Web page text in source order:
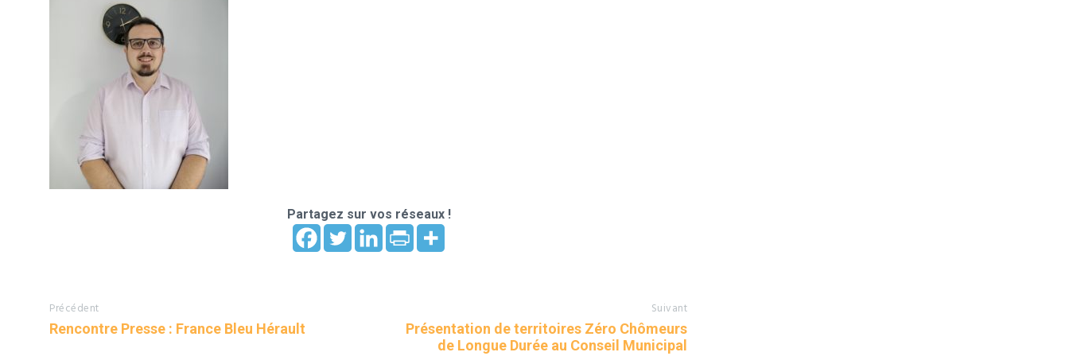
Partagez sur vos réseaux !
Précédent
Rencontre Presse : France Bleu Hérault
Suivant
Présentation de territoires Zéro Chômeurs
de Longue Durée au Conseil Municipal